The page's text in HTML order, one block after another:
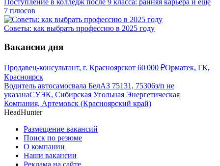
7 плюсов
Советы: как выбрать профессию в 2025 году
Вакансии дня
Продавец-консультант, г. Красноярскот 60 000 ₽Орматек, ГК,
Красноярск
Водитель автосамосвала БелАЗ 75131, 75306з/п не
указанаСУЭК, Сибирская Угольная Энергетическая
Компания, Артемовск (Красноярский край)
HeadHunter
Размещение вакансий
Поиск по резюме
О компании
Наши вакансии